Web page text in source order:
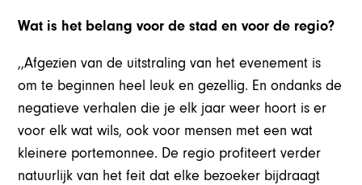
Wat is het belang voor de stad en voor de regio?
,,Afgezien van de uitstraling van het evenement is
om te beginnen heel leuk en gezellig. En ondanks de
negatieve verhalen die je elk jaar weer hoort is er
voor elk wat wils, ook voor mensen met een wat
kleinere portemonnee. De regio profiteert verder
natuurlijk van het feit dat elke bezoeker bijdraagt